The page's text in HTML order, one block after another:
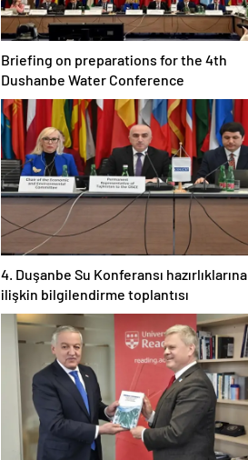
Briefing on preparations for the 4th
Dushanbe Water Conference
4. Duşanbe Su Konferansı hazırlıklarına
ilişkin bilgilendirme toplantısı